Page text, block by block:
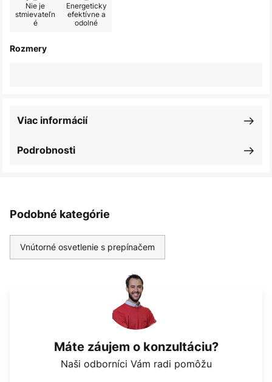
Nie je
stmievateľn
é
Energeticky
efektívne a
odolné
Rozmery
Podrobnosti
Viac informácií
Podobné kategórie
Vnútorné osvetlenie s prepínačem
Máte záujem o konzultáciu?
Naši odborníci Vám radi pomôžu